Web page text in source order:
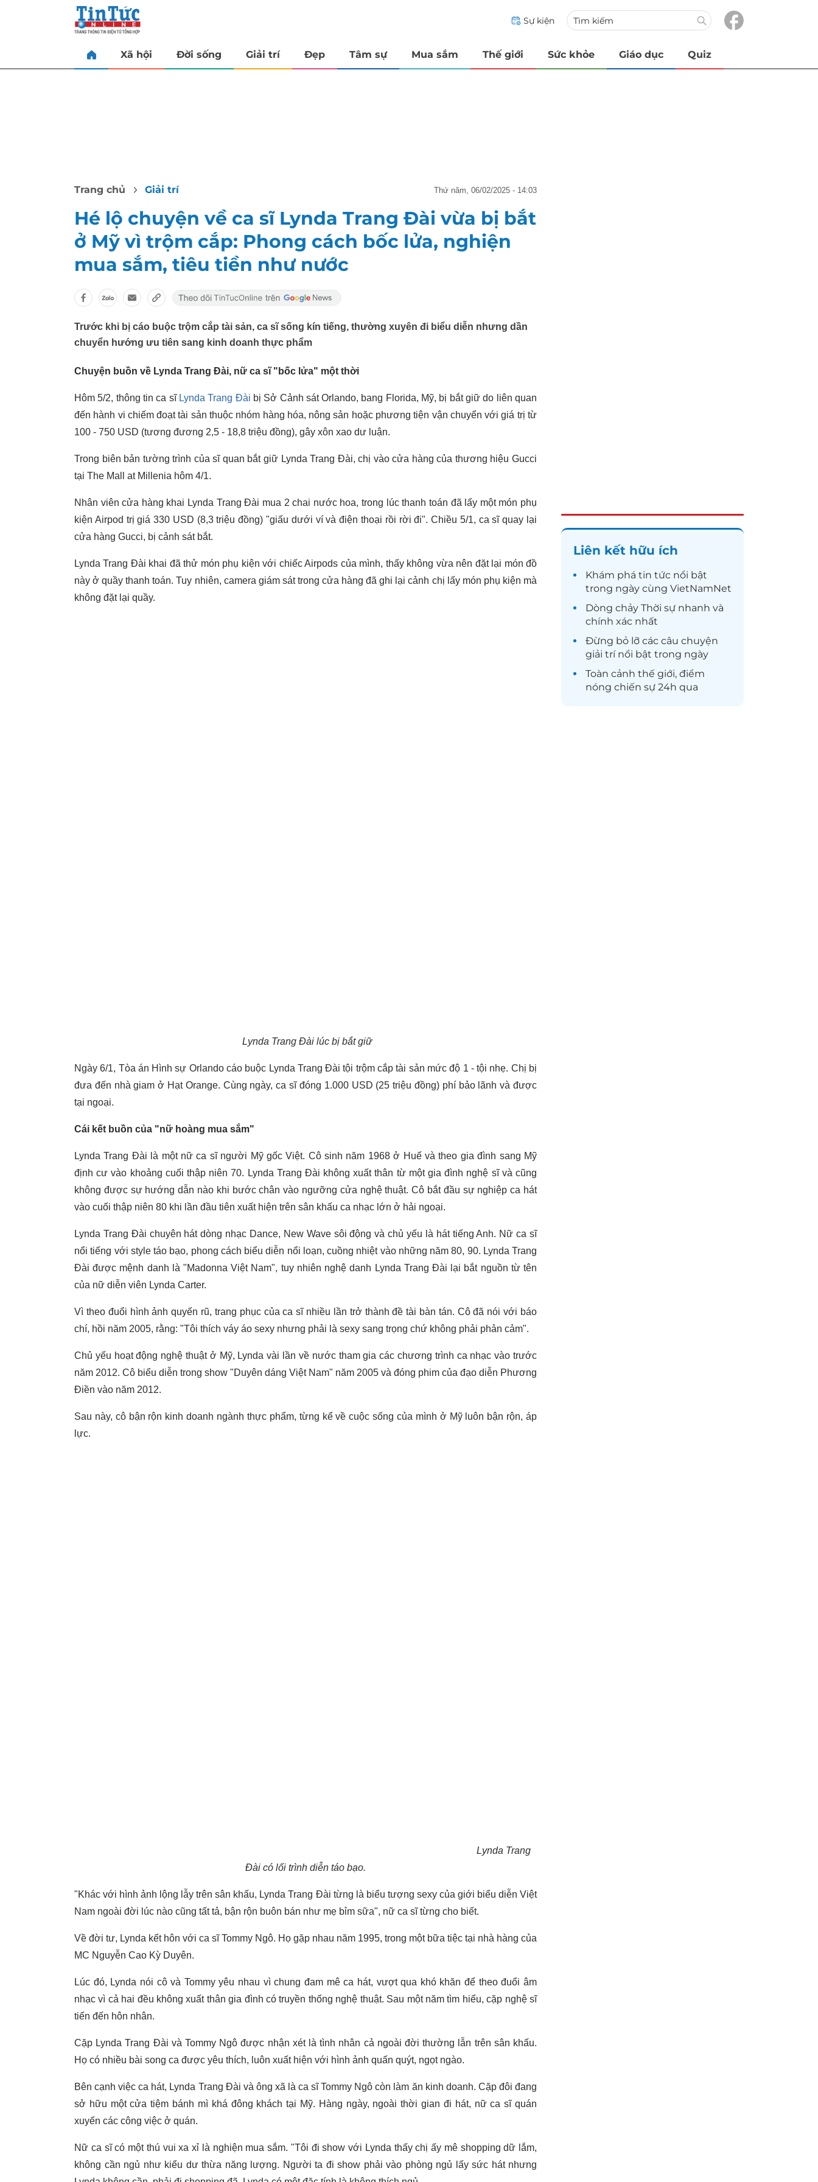
Sự kiện
Xã hội Đời sống Giải trí Đẹp Tâm sự Mua sắm Thế giới Sức khỏe Giáo dục Quiz
Trang chủ Giải trí thứ năm, 06/02/2025 - 14:03
Hé lộ chuyện về ca sĩ Lynda Trang Đài vừa bị bắt
ở Mỹ vì trộm cắp: Phong cách bốc lửa, nghiện
mua sắm, tiêu tiền như nước
Trước khi bị cáo buộc trộm cắp tài sản, ca sĩ sống kín tiếng, thường xuyên đi biểu diễn nhưng dần
chuyển hướng ưu tiên sang kinh doanh thực phẩm
Chuyện buồn về Lynda Trang Đài, nữ ca sĩ "bốc lửa" một thời
Hôm 5/2, thông tin ca sĩ Lynda Trang Đài bị Sở Cảnh sát Orlando, bang Florida, Mỹ, bị bắt giữ do liên quan
đến hành vi chiếm đoạt tài sản thuộc nhóm hàng hóa, nông sản hoặc phương tiện vận chuyển với giá trị từ
100 - 750 USD (tương đương 2,5 - 18,8 triệu đồng), gây xôn xao dư luận.
Trong biên bản tường trình của sĩ quan bắt giữ Lynda Trang Đài, chị vào cửa hàng của thương hiệu Gucci
tại The Mall at Millenia hôm 4/1.
Nhân viên cửa hàng khai Lynda Trang Đài mua 2 chai nước hoa, trong lúc thanh toán đã lấy một món phụ
kiện Airpod trị giá 330 USD (8,3 triệu đồng) "giấu dưới ví và điện thoại rồi rời đi". Chiều 5/1, ca sĩ quay lại
cửa hàng Gucci, bị cảnh sát bắt.
Lynda Trang Đài khai đã thử món phụ kiện với chiếc Airpods của mình, thấy không vừa nên đặt lại món đồ
này ở quầy thanh toán. Tuy nhiên, camera giám sát trong cửa hàng đã ghi lại cảnh chị lấy món phụ kiện mà
không đặt lại quầy.
Lynda Trang Đài lúc bị bắt giữ
Ngày 6/1, Tòa án Hình sự Orlando cáo buộc Lynda Trang Đài tội trộm cắp tài sản mức độ 1 - tội nhẹ. Chị bị
đưa đến nhà giam ở Hạt Orange. Cùng ngày, ca sĩ đóng 1.000 USD (25 triệu đồng) phí bảo lãnh và được
tại ngoại.
Cái kết buồn của "nữ hoàng mua sắm"
Lynda Trang Đài là một nữ ca sĩ người Mỹ gốc Việt. Cô sinh năm 1968 ở Huế và theo gia đình sang Mỹ
định cư vào khoảng cuối thập niên 70. Lynda Trang Đài không xuất thân từ một gia đình nghệ sĩ và cũng
không được sự hướng dẫn nào khi bước chân vào ngưỡng cửa nghệ thuật. Cô bắt đầu sự nghiệp ca hát
vào cuối thập niên 80 khi lần đầu tiên xuất hiện trên sân khấu ca nhạc lớn ở hải ngoại.
Lynda Trang Đài chuyên hát dòng nhạc Dance, New Wave sôi động và chủ yếu là hát tiếng Anh. Nữ ca sĩ
nổi tiếng với style táo bạo, phong cách biểu diễn nổi loạn, cuồng nhiệt vào những năm 80, 90. Lynda Trang
Đài được mệnh danh là "Madonna Việt Nam", tuy nhiên nghệ danh Lynda Trang Đài lại bắt nguồn từ tên
của nữ diễn viên Lynda Carter.
Vì theo đuổi hình ảnh quyến rũ, trang phục của ca sĩ nhiều lần trở thành đề tài bàn tán. Cô đã nói với báo
chí, hồi năm 2005, rằng: "Tôi thích váy áo sexy nhưng phải là sexy sang trọng chứ không phải phản cảm".
Chủ yếu hoạt động nghệ thuật ở Mỹ, Lynda vài lần về nước tham gia các chương trình ca nhạc vào trước
năm 2012. Cô biểu diễn trong show "Duyên dáng Việt Nam" năm 2005 và đóng phim của đạo diễn Phương
Điền vào năm 2012.
Sau này, cô bận rộn kinh doanh ngành thực phẩm, từng kể về cuộc sống của mình ở Mỹ luôn bận rộn, áp
lực.
Lynda Trang
Đài có lối trình diễn táo bạo.
"Khác với hình ảnh lộng lẫy trên sân khấu, Lynda Trang Đài từng là biểu tượng sexy của giới biểu diễn Việt
Nam ngoài đời lúc nào cũng tất tả, bận rộn buôn bán như mẹ bỉm sữa", nữ ca sĩ từng cho biết.
Về đời tư, Lynda kết hôn với ca sĩ Tommy Ngô. Họ gặp nhau năm 1995, trong một bữa tiệc tại nhà hàng của
MC Nguyễn Cao Kỳ Duyên.
Lúc đó, Lynda nói cô và Tommy yêu nhau vì chung đam mê ca hát, vượt qua khó khăn để theo đuổi âm
nhạc vì cả hai đều không xuất thân gia đình có truyền thống nghệ thuật. Sau một năm tìm hiểu, cặp nghệ sĩ
tiến đến hôn nhân.
Cặp Lynda Trang Đài và Tommy Ngô được nhận xét là tình nhân cả ngoài đời thường lẫn trên sân khấu.
Họ có nhiều bài song ca được yêu thích, luôn xuất hiện với hình ảnh quấn quýt, ngọt ngào.
Bên cạnh việc ca hát, Lynda Trang Đài và ông xã là ca sĩ Tommy Ngô còn làm ăn kinh doanh. Cặp đôi đang
sở hữu một cửa tiệm bánh mì khá đông khách tại Mỹ. Hàng ngày, ngoài thời gian đi hát, nữ ca sĩ quán
xuyến các công việc ở quán.
Nữ ca sĩ có một thú vui xa xỉ là nghiện mua sắm. "Tôi đi show với Lynda thấy chị ấy mê shopping dữ lắm,
không cần ngủ như kiểu dư thừa năng lượng. Người ta đi show phải vào phòng ngủ lấy sức hát nhưng
Liên kết hữu ích
Khám phá tin tức nổi bật
trong ngày cùng VietNamNet
Dòng chảy Thời sự nhanh và
chính xác nhất
Đừng bỏ lỡ các câu chuyện
giải trínổi bật trong ngày
Toàn cảnh thế giới, điểm
nóng chiến sự 24h qua